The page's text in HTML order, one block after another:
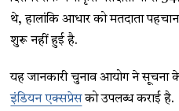
थे, हालांकि आधार को मतदाता
शुरू नहीं हुई है.
यह जानकारी चुनाव आयोग ने
इंडियन एक्सप्रेसको उपलब्ध कराई है.